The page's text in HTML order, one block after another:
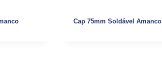
Cap 75mm Soldável Amanco